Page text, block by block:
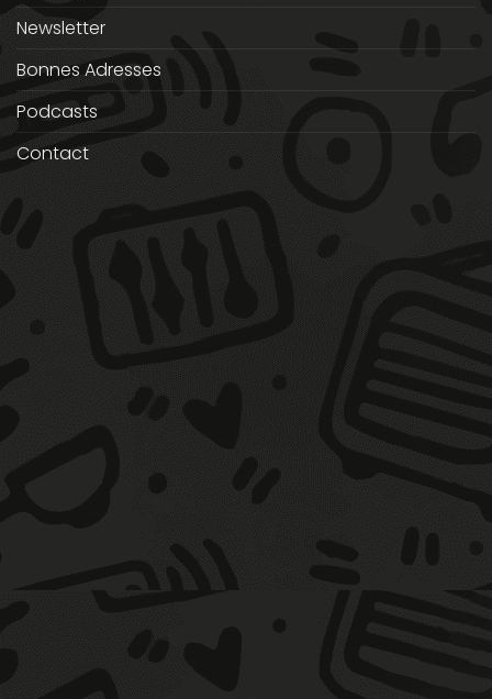
Newsletter
Bonnes Adresses
Podcasts
Contact